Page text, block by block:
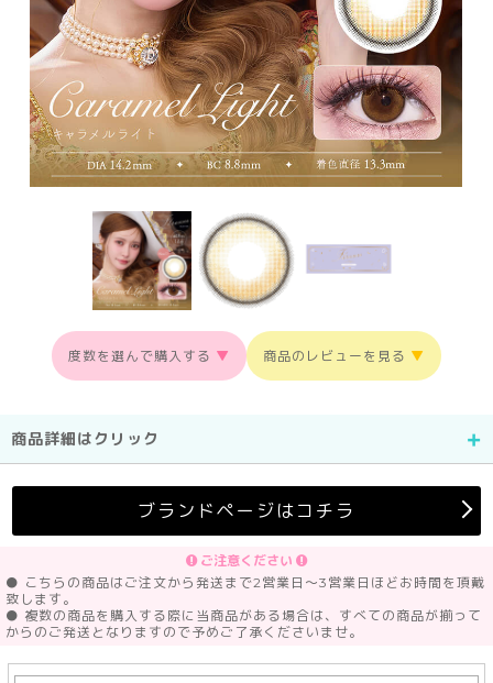
度数を選んで購入する ▼ 商品のレビューを見る ▼
商品詳細はクリック
ブランドページはコチラ
ご注意ください
● こちらの商品はご注文から発送まで2営業日～3営業日ほどお時間を頂戴
致します。
● 複数の商品を購入する際に当商品がある場合は、すべての商品が揃って
からのご発送となりますので予めご了承くださいませ。